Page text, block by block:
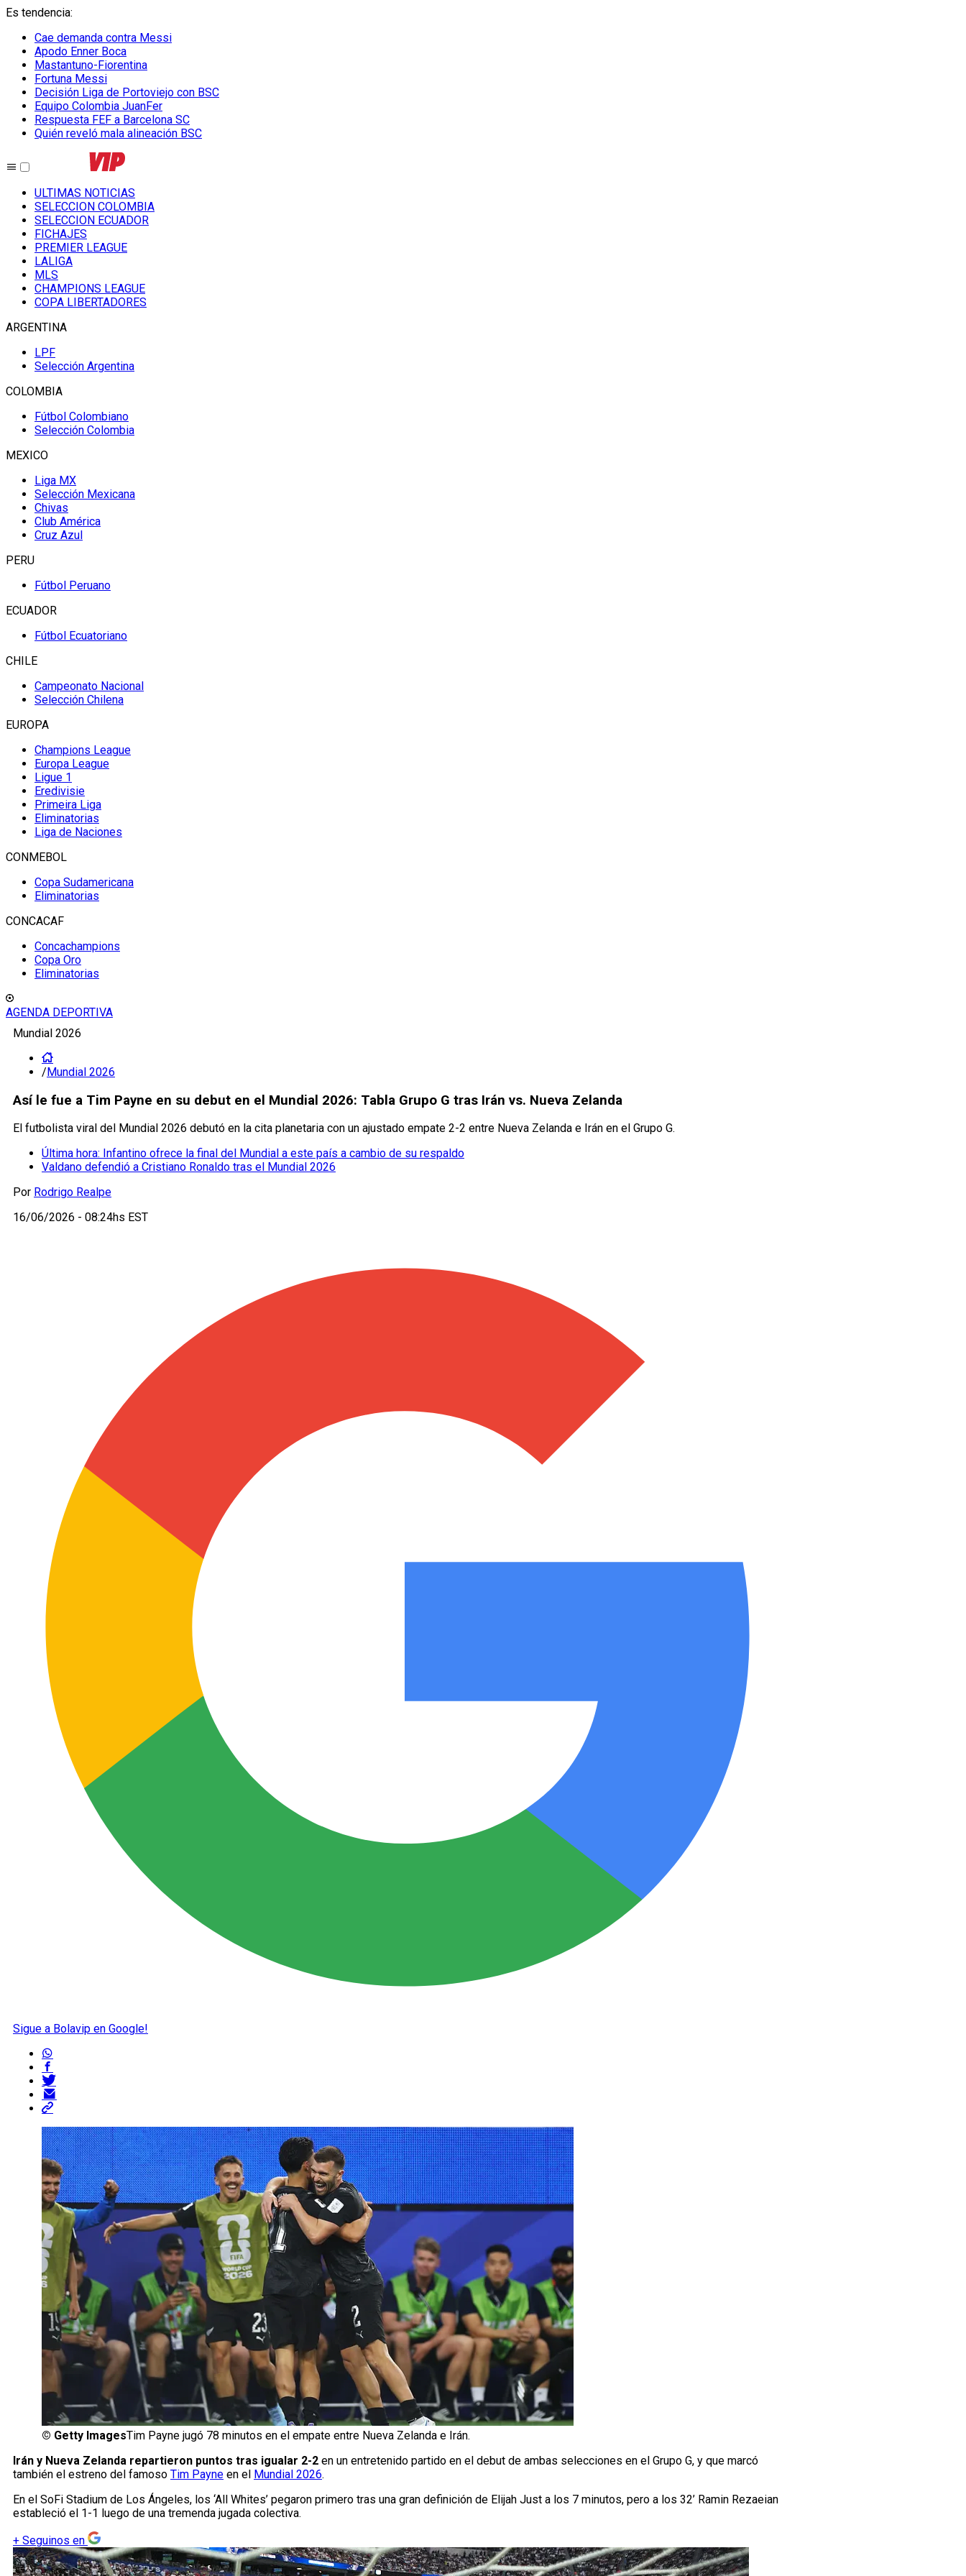
Es tendencia:
Cae demanda contra Messi
Apodo Enner Boca
Mastantuno-Fiorentina
Fortuna Messi
Decisión Liga de Portoviejo con BSC
Equipo Colombia JuanFer
Respuesta FEF a Barcelona SC
Quién reveló mala alineación BSC
ULTIMAS NOTICIAS
SELECCION COLOMBIA
SELECCION ECUADOR
FICHAJES
PREMIER LEAGUE
LALIGA
MLS
CHAMPIONS LEAGUE
COPA LIBERTADORES
ARGENTINA
LPF
Selección Argentina
COLOMBIA
Fútbol Colombiano
Selección Colombia
MEXICO
Liga MX
Selección Mexicana
Chivas
Club América
Cruz Azul
PERU
Fútbol Peruano
ECUADOR
Fútbol Ecuatoriano
CHILE
Campeonato Nacional
Selección Chilena
EUROPA
Champions League
Europa League
Ligue 1
Eredivisie
Primeira Liga
Eliminatorias
Liga de Naciones
CONMEBOL
Copa Sudamericana
Eliminatorias
CONCACAF
Concachampions
Copa Oro
Eliminatorias
AGENDA DEPORTIVA
Mundial 2026
/Mundial 2026
Así le fue a Tim Payne en su debut en el Mundial 2026: Tabla Grupo G tras Irán vs. Nueva Zelanda
El futbolista viral del Mundial 2026 debutó en la cita planetaria con un ajustado empate 2-2 entre Nueva Zelanda e Irán en el Grupo G.
Última hora: Infantino ofrece la final del Mundial a este país a cambio de su respaldo
Valdano defendió a Cristiano Ronaldo tras el Mundial 2026
Por Rodrigo Realpe
16/06/2026 - 08:24hs EST
Sigue a Bolavip en Google!
© Getty ImagesTim Payne jugó 78 minutos en el empate entre Nueva Zelanda e Irán.
Irán y Nueva Zelanda repartieron puntos tras igualar 2-2 en un entretenido partido en el debut de ambas selecciones en el Grupo G, y que marcó
también el estreno del famoso Tim Payne en el Mundial 2026.
En el SoFi Stadium de Los Ángeles, los ‘All Whites’ pegaron primero tras una gran definición de Elijah Just a los 7 minutos, pero a los 32’ Ramin Rezaeian
estableció el 1-1 luego de una tremenda jugada colectiva.
+ Seguinos en